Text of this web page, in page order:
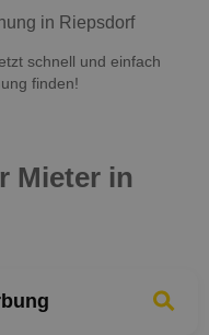
in Riepsdorf
schnell und einfach
finden!
Mieter in